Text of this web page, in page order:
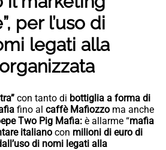
per l’uso di
legati alla
con tanto di bottiglia a forma di
fino al caffè Mafiozzo ma anche
Two Pig Mafia: è allarme “mafia
italiano con milioni di euro di
di nomi legati alla